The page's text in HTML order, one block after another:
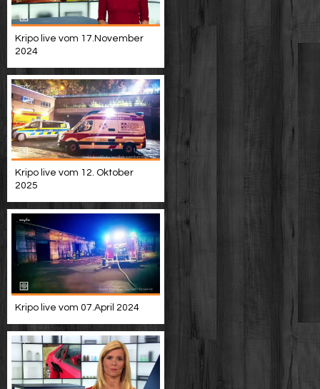
Kripo live vom 17.November
2024
Kripo live vom 12. Oktober
2025
Kripo live vom 07.April 2024